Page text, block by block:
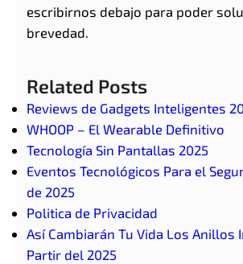
escribirnos debajo para poder
brevedad.
Related Posts
Reviews de Gadgets Inteligentes
WHOOP – El Wearable Definitivo
Tecnología Sin Pantallas 2025
Eventos Tecnológicos Para el
de 2025
Politica de Privacidad
Así Cambiarán Tu Vida Los Anillos
Partir del 2025